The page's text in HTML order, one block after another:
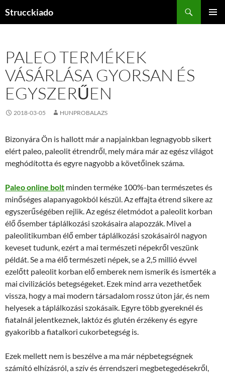
Strucckiado
PALEO TERMÉKEK
VÁSÁRLÁSA GYORSAN ÉS
EGYSZERŰEN
2018-03-05 HUNPROBALAZS
Bizonyára Ön is hallott már a napjainkban legnagyobb sikert
elért paleo, paleolit étrendről, mely mára már az egész világot
meghódította és egyre nagyobb a követőinek száma.
Paleo online bolt minden terméke 100%-ban természetes és
minőséges alapanyagokból készül. Az effajta étrend sikere az
egyszerűségében rejlik. Az egész életmódot a paleolit korban
élő ősember táplálkozási szokásaira alapozzák. Mivel a
paleolitikumban élő ember táplálkozási szokásairól nagyon
keveset tudunk, ezért a mai természeti népekről veszünk
példát. Se a ma élő természeti népek, se a 2,5 millió évvel
ezelőtt paleolit korban elő emberek nem ismerik és ismerték a
mai civilizációs betegségeket. Ezek mind arra vezethetőek
vissza, hogy a mai modern társadalom rossz úton jár, és nem
helyesek a táplálkozási szokásaik. Egyre több gyereknél és
fiatalnál jelentkeznek, laktóz és glutén érzékeny és egyre
gyakoribb a fiatalkori cukorbetegség is.
Ezek mellett nem is beszélve a ma már népbetegségnek
számító elhízásról, a szív és érrendszeri megbetegedésekről,